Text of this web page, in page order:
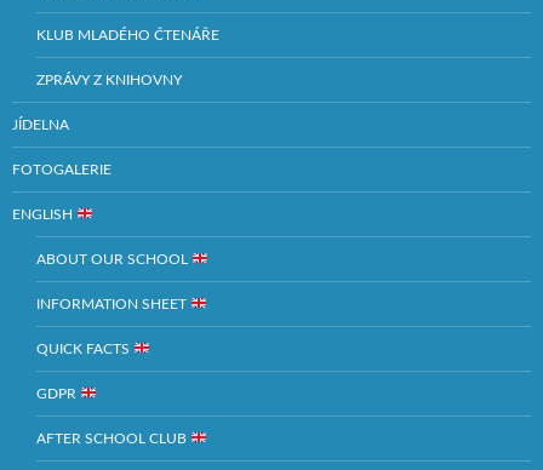
KLUB MLADÉHO ČTENÁŘE
ZPRÁVY Z KNIHOVNY
JÍDELNA
FOTOGALERIE
ENGLISH
ABOUT OUR SCHOOL
INFORMATION SHEET
QUICK FACTS
GDPR
AFTER SCHOOL CLUB